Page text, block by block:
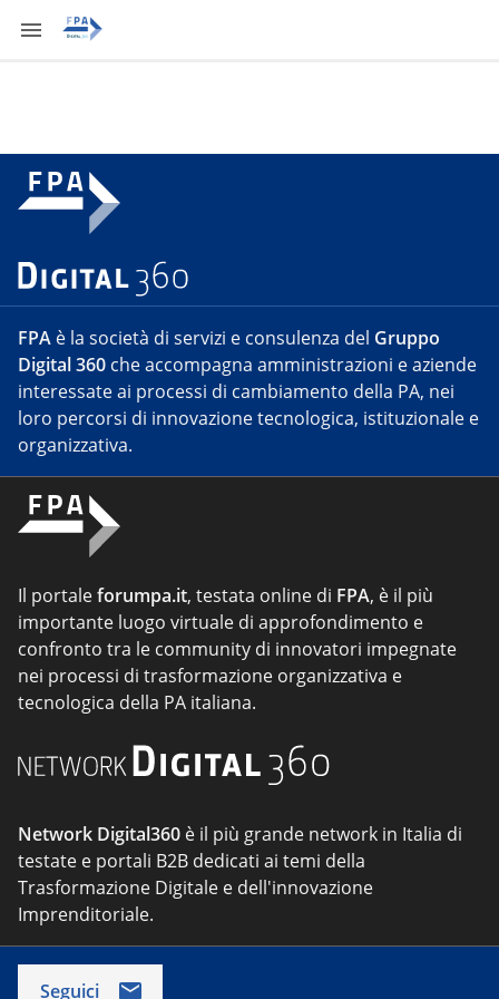
FPA è la società di servizi e consulenza del Gruppo
Digital 360 che accompagna amministrazioni e aziende
interessate ai processi di cambiamento della PA, nei
loro percorsi di innovazione tecnologica, istituzionale e
organizzativa.
Il portaleforumpa.it, testata online di FPA, è il più
importante luogo virtuale di approfondimento e
confronto tra le community di innovatori impegnate
nei processi di trasformazione organizzativa e
tecnologica della PA italiana.
Network Digital360 è il più grande network in Italia di
testate e portali B2B dedicati ai temi della
Trasformazione Digitale e dell'innovazione
Imprenditoriale.
Seguici